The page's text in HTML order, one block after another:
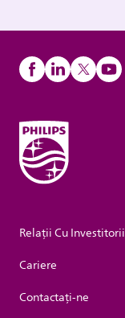
Relații Cu Investitorii
Cariere
Contactaţi-ne